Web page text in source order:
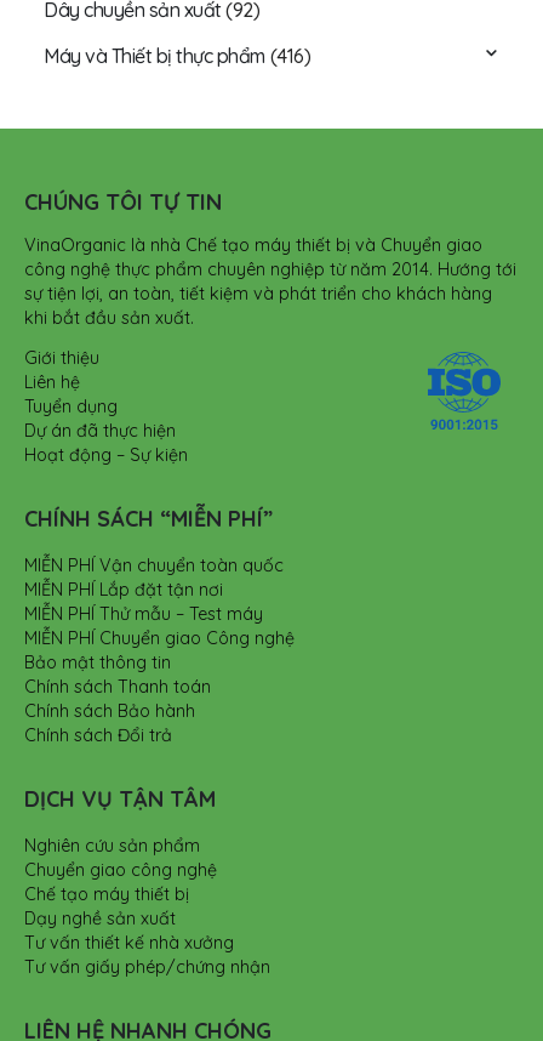
Dây chuyền sản xuất(92)
Máy và Thiết bị thực phẩm (416)
CHÚNG TÔI TỰ TIN
VinaOrganic là nhà Chế tạo máy thiết bị và Chuyển giao
công nghệ thực phẩm chuyên nghiệp từ năm 2014. Hướng tới
sự tiện lợi, an toàn, tiết kiệm và phát triển cho khách hàng
khi bắt đầu sản xuất.
Giới thiệu
Liên hệ
Tuyển dụng
Dự án đã thực hiện
Hoạt động – Sự kiện
CHÍNH SÁCH “MIỄN PHÍ”
MIỄN PHÍ Vận chuyển toàn quốc
MIỄN PHÍ Lắp đặt tận nơi
MIỄN PHÍ Thử mẫu – Test máy
MIỄN PHÍ Chuyển giao Công nghệ
Bảo mật thông tin
Chính sách Thanh toán
Chính sách Bảo hành
Chính sách Đổi trả
DỊCH VỤ TẬN TÂM
Nghiên cứu sản phẩm
Chuyển giao công nghệ
Chế tạo máy thiết bị
Dạy nghề sản xuất
Tư vấn thiết kế nhà xưởng
Tư vấn giấy phép/chứng nhận
LIÊN HỆ NHANH CHÓNG